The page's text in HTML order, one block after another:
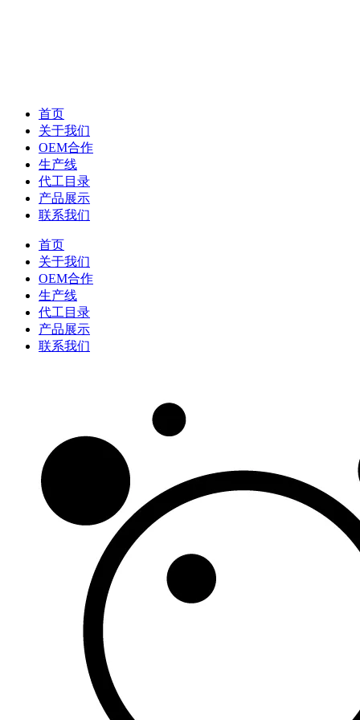
首页
关于我们
OEM合作
生产线
代工目录
产品展示
联系我们
首页
关于我们
OEM合作
生产线
代工目录
产品展示
联系我们